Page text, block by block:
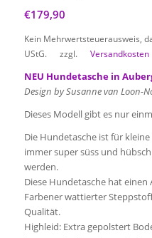
€179,90
Kein Mehrwertsteuerausweis,
UStG.
zzgl. Versandkosten
NEU Hundetasche in
Design by Susanne van Loon-
Dieses Modell gibt es nur
Die Hundetasche ist für
immer super süss und
werden.
Diese Hundetasche hat
Farbener wattierter
Qualität.
Highleid: Extra gepolstert